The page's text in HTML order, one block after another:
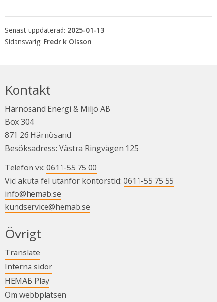
Senast uppdaterad: 2025-01-13
Fredrik Olsson
Kontakt
Härnösand Energi & Miljö AB
Box 304
871 26 Härnösand
Besöksadress: Västra Ringvägen 125
Telefon vx: 0611-55 75 00
Vid akuta fel utanför kontorstid: 0611-55 75 55
info@hemab.se
kundservice@hemab.se
Övrigt
Translate
Interna sidorLänk till annan webbplats.
HEMAB PlayLänk till annan webbplats.
Om webbplatsen